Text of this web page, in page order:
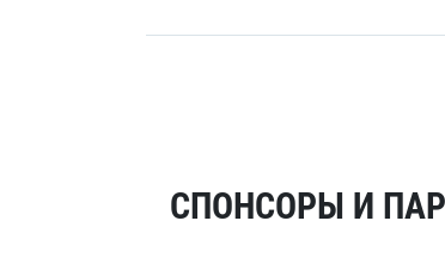
СПОНСОРЫ И